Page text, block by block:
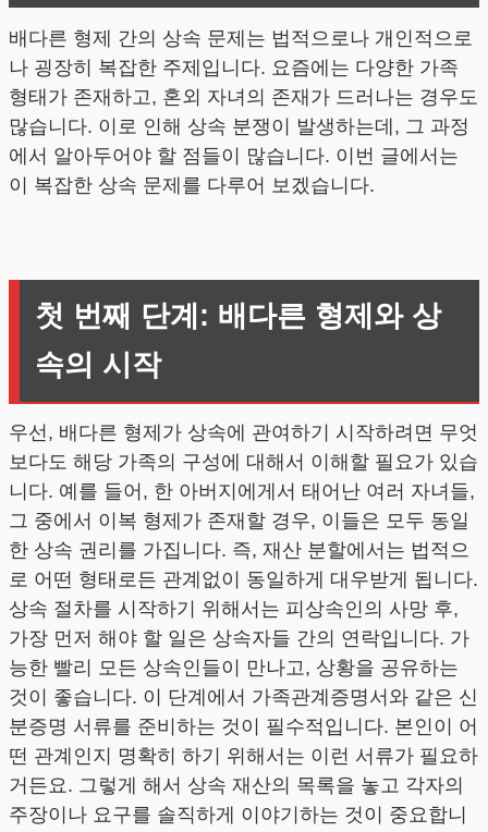
배다른 형제 간의 상속 문제는 법적으로나 개인적으로
나 굉장히 복잡한 주제입니다. 요즘에는 다양한 가족
형태가 존재하고, 혼외 자녀의 존재가 드러나는 경우도
많습니다. 이로 인해 상속 분쟁이 발생하는데, 그 과정
에서 알아두어야 할 점들이 많습니다. 이번 글에서는
이 복잡한 상속 문제를 다루어 보겠습니다.
첫 번째 단계: 배다른 형제와 상
속의 시작
우선, 배다른 형제가 상속에 관여하기 시작하려면 무엇
보다도 해당 가족의 구성에 대해서 이해할 필요가 있습
니다. 예를 들어, 한 아버지에게서 태어난 여러 자녀들,
그 중에서 이복 형제가 존재할 경우, 이들은 모두 동일
한 상속 권리를 가집니다. 즉, 재산 분할에서는 법적으
로 어떤 형태로든 관계없이 동일하게 대우받게 됩니다.
상속 절차를 시작하기 위해서는 피상속인의 사망 후,
가장 먼저 해야 할 일은 상속자들 간의 연락입니다. 가
능한 빨리 모든 상속인들이 만나고, 상황을 공유하는
것이 좋습니다. 이 단계에서 가족관계증명서와 같은 신
분증명 서류를 준비하는 것이 필수적입니다. 본인이 어
떤 관계인지 명확히 하기 위해서는 이런 서류가 필요하
거든요. 그렇게 해서 상속 재산의 목록을 놓고 각자의
주장이나 요구를 솔직하게 이야기하는 것이 중요합니